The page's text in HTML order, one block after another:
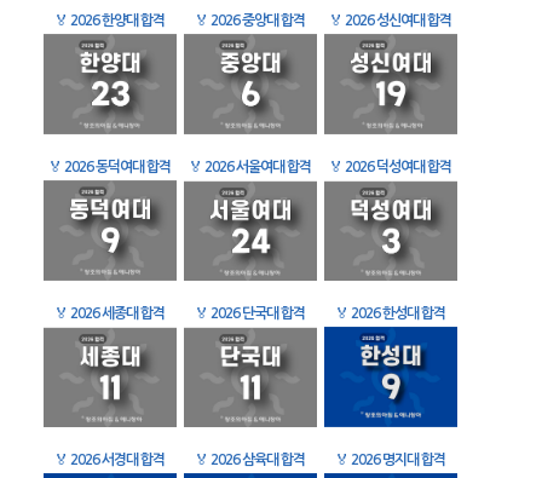
🏅 2026 한양대 합격 🏅 2026 중앙대 합격 🏅 2026 성신여대 합격
🏅 2026 동덕여대 합격 🏅 2026 서울여대 합격 🏅 2026 덕성여대 합격
🏅 2026 세종대 합격 🏅 2026 단국대 합격 🏅 2026 한성대 합격
🏅 2026 서경대 합격 🏅 2026 삼육대 합격 🏅 2026 명지대 합격